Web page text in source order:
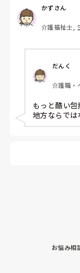
者には、ヘル
し、実施指導で
人が実施記録
も激しく、四
施指導で、経
務者研修を受
ところもわか
は、もー14年
かわかってま
してもないの
パーステーショ
かずさん
介護福祉士,
だんく
介護職・
もっと酷い
地方ならでは
お悩み相